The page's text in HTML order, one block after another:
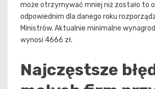
może otrzymywać mniej niż zostało to
odpowiednim dla danego roku
Ministrów. Aktualnie minimalne
wynosi 4666 zł.
Najczęstsze